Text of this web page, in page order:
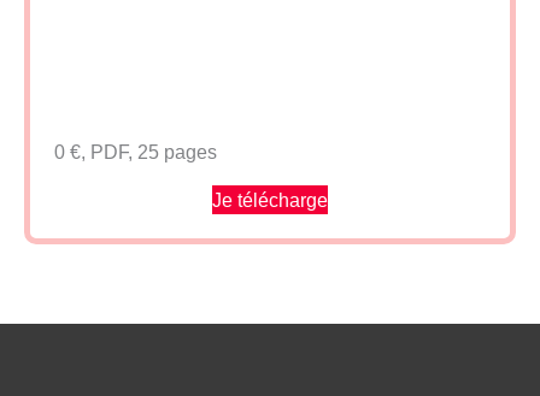
0 €, PDF, 25 pages
Je télécharge